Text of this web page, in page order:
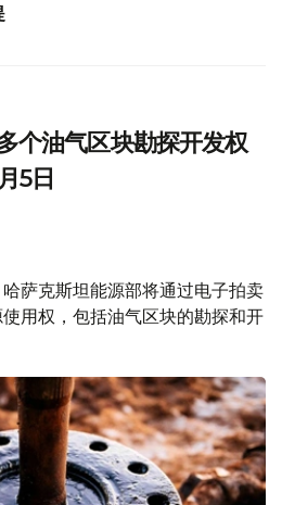
个油气区块勘探开发权
5日
哈萨克斯坦能源部将通过电子拍卖
用权，包括油气区块的勘探和开